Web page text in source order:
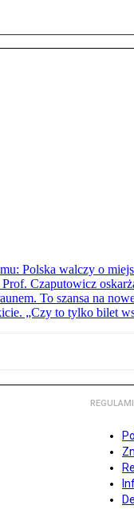
Polska walczy o
Czaputowicz
To szansa na
„Czy to tylko bilet